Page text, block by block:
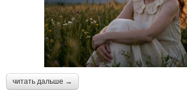
читать дальше →